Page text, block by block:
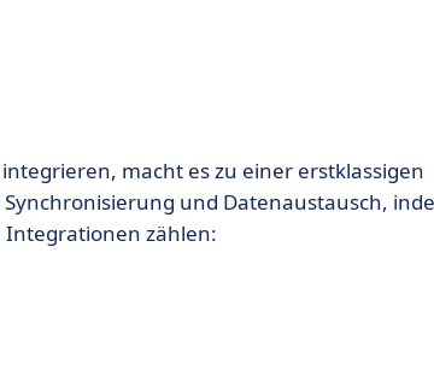
macht es zu einer erstklassigen
und Datenaustausch,
Integrationen zählen: